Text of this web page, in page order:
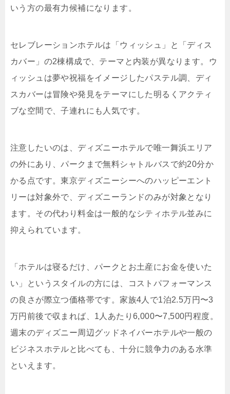
いう方の最有力候補になります。
セレブレーションホテルは「ウィッシュ」と「ディス
カバー」の2棟構成で、テーマと内装が異なります。ウ
ィッシュは夢や祝福をイメージしたパステル調、ディ
スカバーは冒険や発見をテーマにした明るくアクティ
ブな空間で、子連れにも人気です。
注意したいのは、ディズニーホテルで唯一舞浜エリア
の外にあり、パークまで無料シャトルバスで約20分か
かる点です。東京ディズニーシーへのハッピーエント
リーは対象外で、ディズニーランドのみが対象となり
ます。その代わり料金は一般的なシティホテル並みに
抑えられています。
「ホテルは寝るだけ、パークとお土産にお金を使いた
い」というスタイルの方には、コストパフォーマンス
の良さが際立つ価格帯です。家族4人で1泊2.5万円〜3
万円前後で収まれば、1人あたり6,000〜7,500円程度。
週末のディズニー周辺グッドネイバーホテルや一般の
ビジネスホテルと比べても、十分に競争力のある水準
といえます。